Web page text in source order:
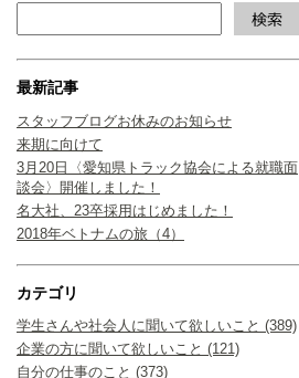
最新記事
スタッフブログお休みのお知らせ
来期に向けて
3月20日〈愛知県トラック協会による就職面
談会〉開催しました！
名大社、23卒採用はじめました！
2018年ベトナムの旅（4）
カテゴリ
学生さんや社会人に聞いて欲しいこと (389)
企業の方に聞いて欲しいこと (121)
自分の仕事のこと (373)